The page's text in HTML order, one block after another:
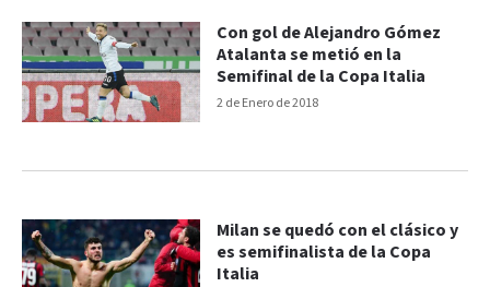
2 de Enero de 2018
Con gol de Alejandro Gómez
Atalanta se metió en la
Semifinal de la Copa Italia
Milan se quedó con el clásico y
es semifinalista de la Copa
Italia